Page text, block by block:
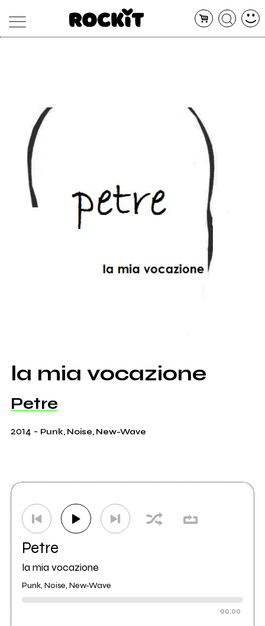
CONCERTI
SHOP
RADIO
la mia vocazione
Petre
2014 - Punk, Noise, New-Wave
Petre
la mia vocazione
Punk, Noise, New-Wave
00:00